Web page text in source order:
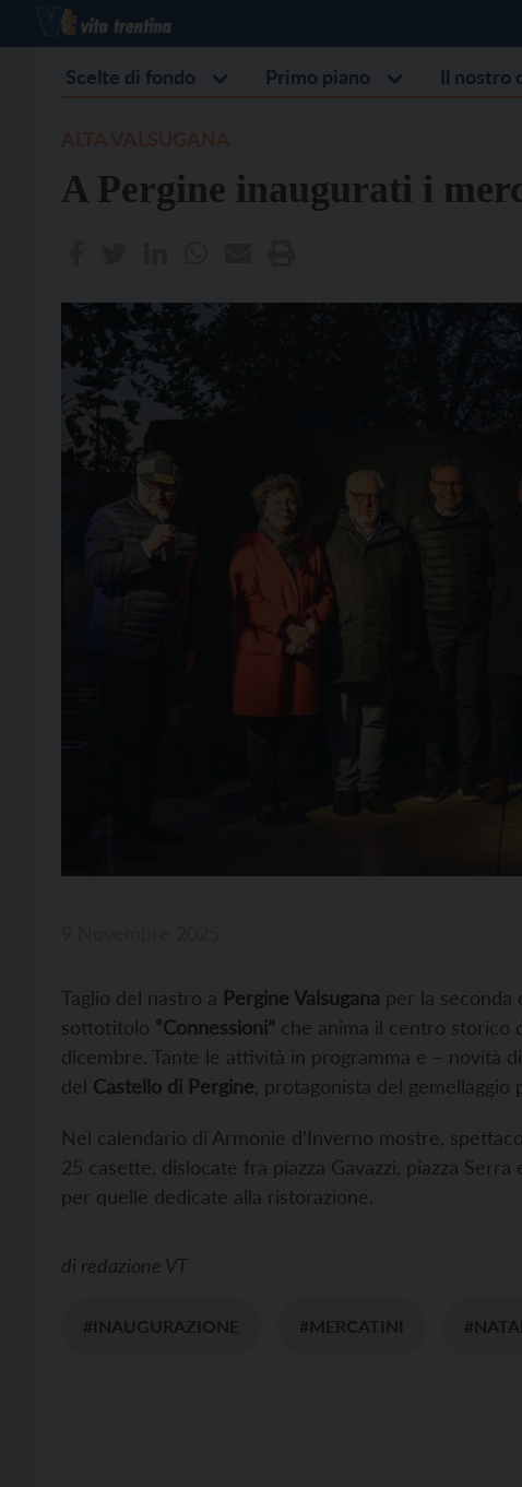
Scelte di fondo Primo piano Il nostro
A Pergine inaugurati i
Taglio del nastro a Pergine Valsugana per la seconda
sottotitolo “Connessioni” che anima il centro storico
dicembre. Tante le attività in programma e – novità
del Castello di Pergine , protagonista del
Nel calendario di Armonie d’Inverno mostre,
25 casette, dislocate fra piazza Gavazzi, piazza
per quelle dedicate alla ristorazione.
di redazione VT
#INAUGURAZIONE #MERCATINI